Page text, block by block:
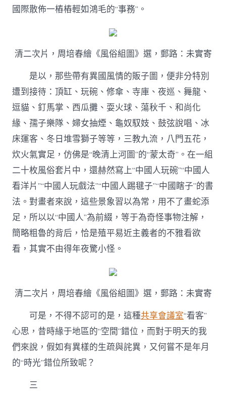
國際散佈一樁樁輕如鴻毛的“事務”。
清二次片，周培春繪《風俗組圖》選，郵路：未實寄
是以，那些帶有異國風情的販子圖，便非分特別
遭到接待：頂缸、玩碗、修傘、寺庫、夜巡、舞龍、
逗貓、釘馬掌、西瓜攤、耍火球、蕩秋千、和尚化
緣、孺子樂隊、婦女抽煙、龜奴馭妓、鼓弦說唱、冰
床運客、冬日堆雪獅子等等，三教九流，八門五花，
炊火氣實足，仿佛是“晚清上河圖”的“蒙太奇”。在一組
二十枚風俗套片中，還赫然寫上“中國人玩碗”“中國人
看洋片”“中國人玩戲法”“中國人踢毽子”“中國瞎子”的書
法。對畫者來說，這些景象習以為常，用不了畫蛇添
足，所以以“中國人”為前綴，等于為奇怪事物注解，
簡略粗魯的背后，恰是殖平易近主義者的不雅看欲
看，其實不由得年夜驚小怪。
清二次片，周培春繪《風俗組圖》選，郵路：未實寄
可是，不得不認可的是，這種共享會議室“看客”
心思，昔時緣于地區的“空間”錯位，而對于明天的我
們來說，假如有異樣的生疏與詫異，又何嘗不是年月
的“時光”錯位所致呢？
三